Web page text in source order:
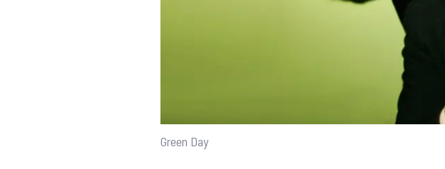
Green Day